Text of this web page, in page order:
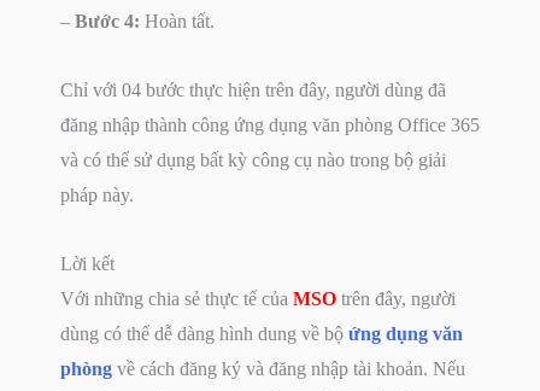
– Bước 4: Hoàn tất.
Chỉ với 04 bước thực hiện trên đây, người dùng đã
đăng nhập thành công ứng dụng văn phòng Office 365
và có thể sử dụng bất kỳ công cụ nào trong bộ giải
pháp này.
Lời kết
Với những chia sẻ thực tế của MSO trên đây, người
dùng có thể dễ dàng hình dung về bộ ứng dụng văn
phòng về cách đăng ký và đăng nhập tài khoản. Nếu